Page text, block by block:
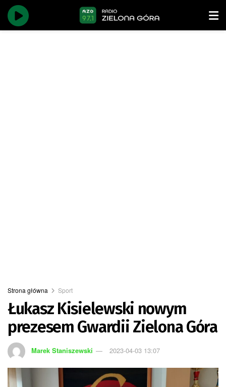
Strona główna Sport
Łukasz Kisielewski nowym
prezesem Gwardii Zielona Góra
Marek Staniszewski 2023-04-03 13:07